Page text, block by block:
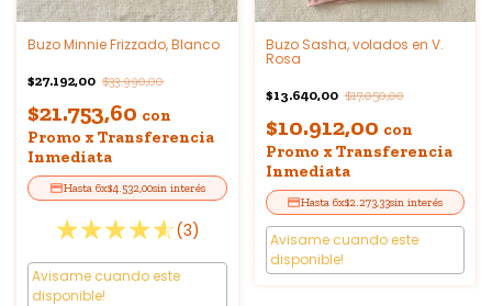
Buzo Minnie Frizzado, Blanco
$27.192,00 $33.990,00
$21.753,60 con
Promo x Transferencia
Inmediata
6x$4.532,00sin interés
(3)
Avisame cuando este
disponible!
Buzo Sasha, volados en V.
Rosa
$13.640,00 $17.050,00
$10.912,00 con
Promo x Transferencia
Inmediata
6x$2.273,33sin interés
Avisame cuando este
disponible!